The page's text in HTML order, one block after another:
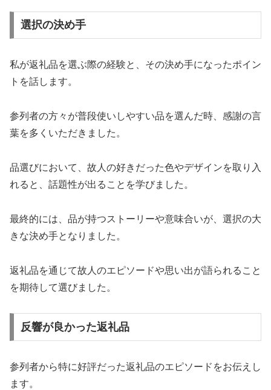
選択の決め手
私が返礼品を選ぶ際の経験と、その決め手になったポイン
トを話します。
参列者の方々が普段使いしやすい品を選んだ時、感謝の言
葉を多くいただきました。
品選びにおいて、故人の好きだった色やデザインを取り入
れると、話題性が出ることを学びました。
最終的には、品が持つストーリーや意味合いが、選択の大
きな決め手となりました。
返礼品を通じて故人のエピソードや思い出が語られること
を期待して選びました。
反響が良かった返礼品
参列者から特に好評だった返礼品のエピソードをお伝えし
ます。